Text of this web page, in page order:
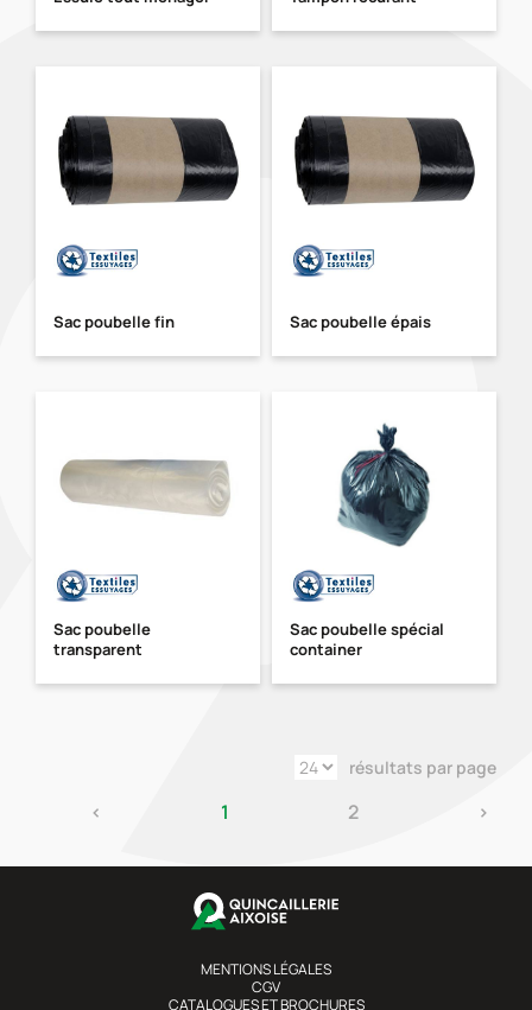
Sac poubelle fin Sac poubelle épais
Sac poubelle
transparent
Sac poubelle spécial
container
résultats par page
‹ 1 2 ›
MENTIONS LÉGALES
CGV
CATALOGUES ET BROCHURES